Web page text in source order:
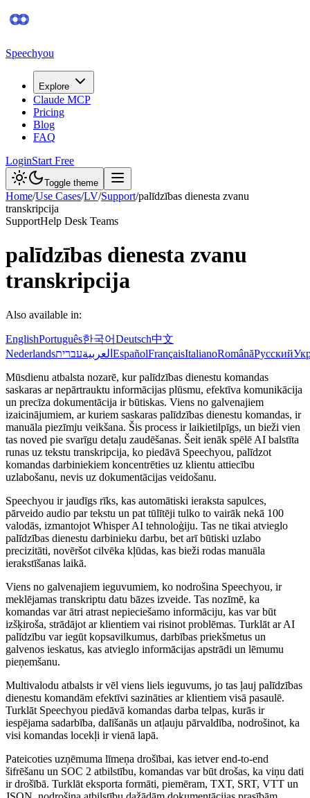
Speechyou
Explore
Claude MCP
Pricing
Blog
FAQ
LoginStart Free
Toggle theme
Home/Use Cases/LV/Support/palīdzības dienesta zvanu
transkripcija
SupportHelp Desk Teams
palīdzības dienesta zvanu
transkripcija
Also available in:
EnglishPortuguês한국어Deutsch中文
Nederlands
العربيةעברית EspañolFrançaisItalianoRomânăРусский
Mūsdienu atbalsta nozarē, kur palīdzības dienestu komandas
saskaras ar nepārtrauktu informācijas plūsmu, efektīva komunikācija
un precīza dokumentācija ir būtiskas. Viens no galvenajiem
izaicinājumiem, ar kuriem saskaras palīdzības dienestu komandas, ir
manuāla piezīmju veikšana. Šis process ir laikietilpīgs, un bieži vien
tas noved pie svarīgu detaļu zaudēšanas. Šeit ienāk spēlē AI balstīta
runas uz tekstu transkripcija, ko piedāvā Speechyou, palīdzot
komandas darbiniekiem koncentrēties uz klientu attiecību
uzlabošanu, nevis uz dokumentācijas veidošanu.
Speechyou ir jaudīgs rīks, kas automātiski ieraksta sapulces,
pārveido audio par tekstu un pat tūlītēji tulko to vairāk nekā 100
valodās, izmantojot Whisper AI tehnoloģiju. Tas ne tikai atvieglo
palīdzības dienestu darbinieku darbu, bet arī būtiski uzlabo
precizitāti, novēršot cilvēka kļūdas, kas bieži rodas manuāla
ierakstīšanas laikā.
Viens no galvenajiem ieguvumiem, ko nodrošina Speechyou, ir
meklējamas transkriptu datu bāzes izveide. Tas nozīmē, ka
komandas var ātri atrast nepieciešamo informāciju, kas var būt
izšķiroša, strādājot ar klientiem vai risinot problēmas. Turklāt ar AI
palīdzību var iegūt kopsavilkumus, darbības priekšmetus un
galvenos ieskatus, kas atvieglo informācijas apstrādi un lēmumu
pieņemšanu.
Multivalodu atbalsts ir vēl viens liels ieguvums, jo tas ļauj palīdzības
dienestu komandām efektīvi sazināties ar klientiem visā pasaulē.
Turklāt Speechyou piedāvā komandas darba telpas, kurās ir
iespējama sadarbība, dalīšanās un atļauju pārvaldība, nodrošinot, ka
visi komandas locekļi ir vienā lapā.
Pateicoties uzņēmuma līmeņa drošībai, kas ietver end-to-end
šifrēšanu un SOC 2 atbilstību, komandas var būt drošas, ka viņu dati
ir drošībā. Turklāt eksporta formāti, piemēram, TXT, SRT, VTT un